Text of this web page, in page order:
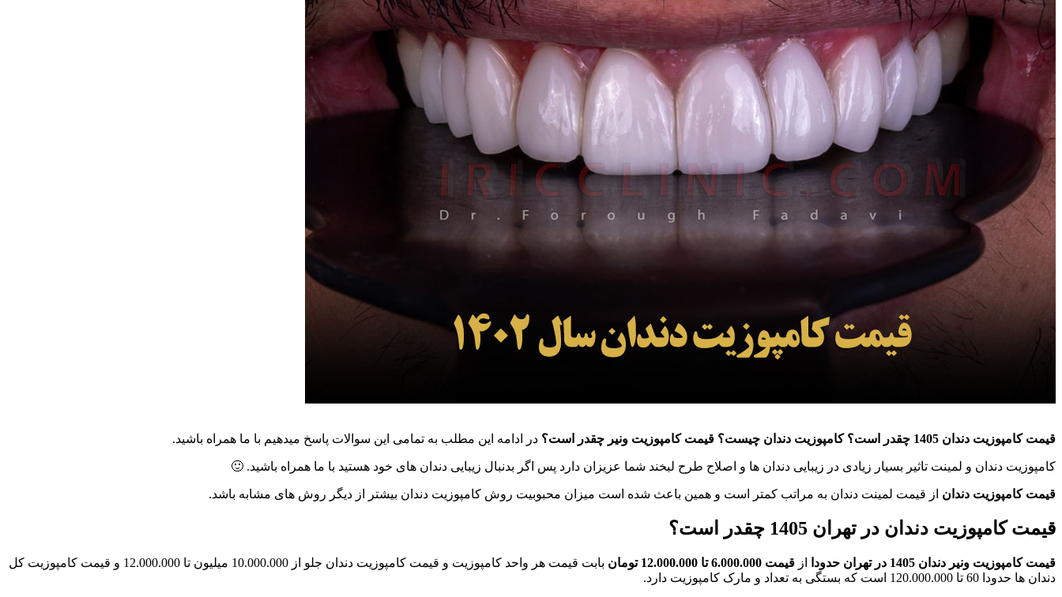
قیمت کامپوزیت دندان 1405 چقدر است؟ کامپوزیت دندان چیست؟ قیمت کامپوزیت ونیر چقدر است؟ در ادامه این مطلب به تمامی این سوالات پاسخ میدهیم با ما همراه باشید.
کامپوزیت دندان و لمینت تاثیر بسیار زیادی در زیبایی دندان ها و اصلاح طرح لبخند شما عزیزان دارد پس اگر بدنبال زیبایی دندان های خود هستید با ما همراه باشید. 🙂
قیمت کامپوزیت دندان از قیمت لمینت دندان به مراتب کمتر است و همین باعث شده است میزان محبوبیت روش کامپوزیت دندان بیشتر از دیگر روش های مشابه باشد.
قیمت کامپوزیت دندان در تهران 1405 چقدر است؟
قیمت کامپوزیت ونیر دندان 1405 در تهران حدودا از قیمت 6.000.000 تا 12.000.000 تومان بابت قیمت هر واحد کامپوزیت و قیمت کامپوزیت دندان جلو از 10.000.000 میلیون تا 12.000.000 و
قیمت کامپوزیت کل
دندان ها حدودا 60 تا 120.000.000 است که بستگی به تعداد و مارک کامپوزیت دارد.